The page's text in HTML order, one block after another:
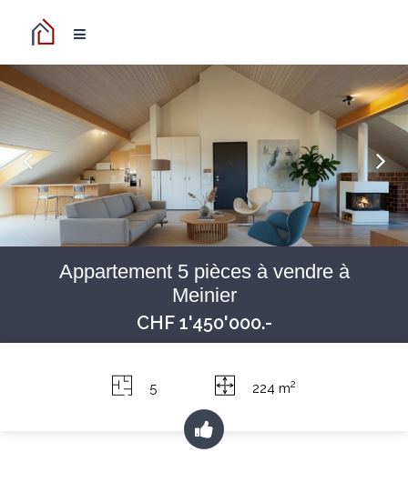
Appartement 5 pièces à vendre à
Meinier
CHF 1'450'000.-
5 224 m2